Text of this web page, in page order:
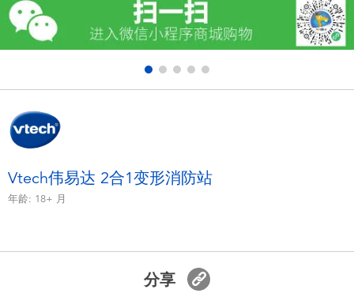
户外及运动产品
模仿，化妆及造型系列
毛绒公仔玩具
Vtech伟易达 2合1变形消防站
年龄: 18+ 月
分享